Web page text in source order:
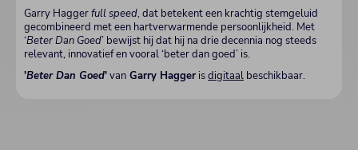
Garry Haggerfull speed, dat betekent een krachtig stemgeluid
gecombineerd met een hartverwarmende persoonlijkheid. Met
‘Beter Dan Goed’ bewijst hij dat hij na drie decennia nog steeds
relevant, innovatief en vooral ‘beter dan goed’ is.
'Beter Dan Goed'van Garry Hagger isdigitaal beschikbaar.